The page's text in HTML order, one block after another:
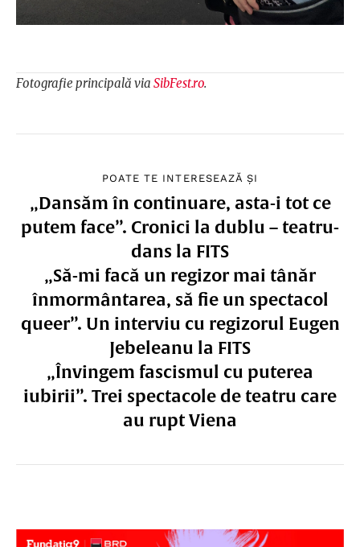
Fotografie principală via SibFest.ro.
POATE TE INTERESEAZĂ ȘI
„Dansăm în continuare, asta-i tot ce
putem face”. Cronici la dublu – teatru-
dans la FITS
„Să-mi facă un regizor mai tânăr
înmormântarea, să fie un spectacol
queer”. Un interviu cu regizorul Eugen
Jebeleanu la FITS
„Învingem fascismul cu puterea
iubirii”. Trei spectacole de teatru care
au rupt Viena